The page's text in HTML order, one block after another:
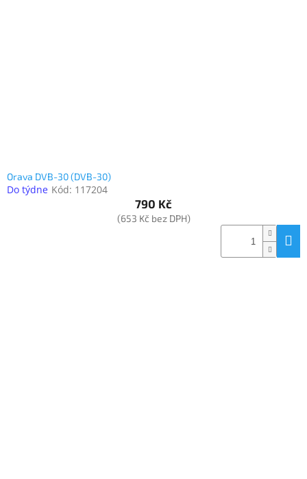
Orava DVB-30 (DVB-30)
Do týdne Kód: 117204
790 Kč
(653 Kč bez DPH)